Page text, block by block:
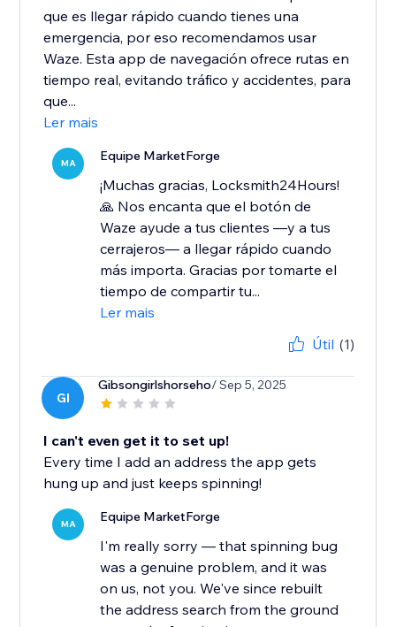
que es llegar rápido cuando tienes una
emergencia, por eso recomendamos usar
Waze. Esta app de navegación ofrece rutas en
tiempo real, evitando tráfico y accidentes, para
que...
Ler mais
MA Equipe MarketForge
¡Muchas gracias, Locksmith24Hours!
🙏 Nos encanta que el botón de
Waze ayude a tus clientes —y a tus
cerrajeros— a llegar rápido cuando
más importa. Gracias por tomarte el
tiempo de compartir tu...
Ler mais
Útil (1)
GI
Gibsongirlshorseho/ Sep 5, 2025
I can't even get it to set up!
Every time I add an address the app gets
hung up and just keeps spinning!
MA Equipe MarketForge
I'm really sorry — that spinning bug
was a genuine problem, and it was
on us, not you. We've since rebuilt
the address search from the ground